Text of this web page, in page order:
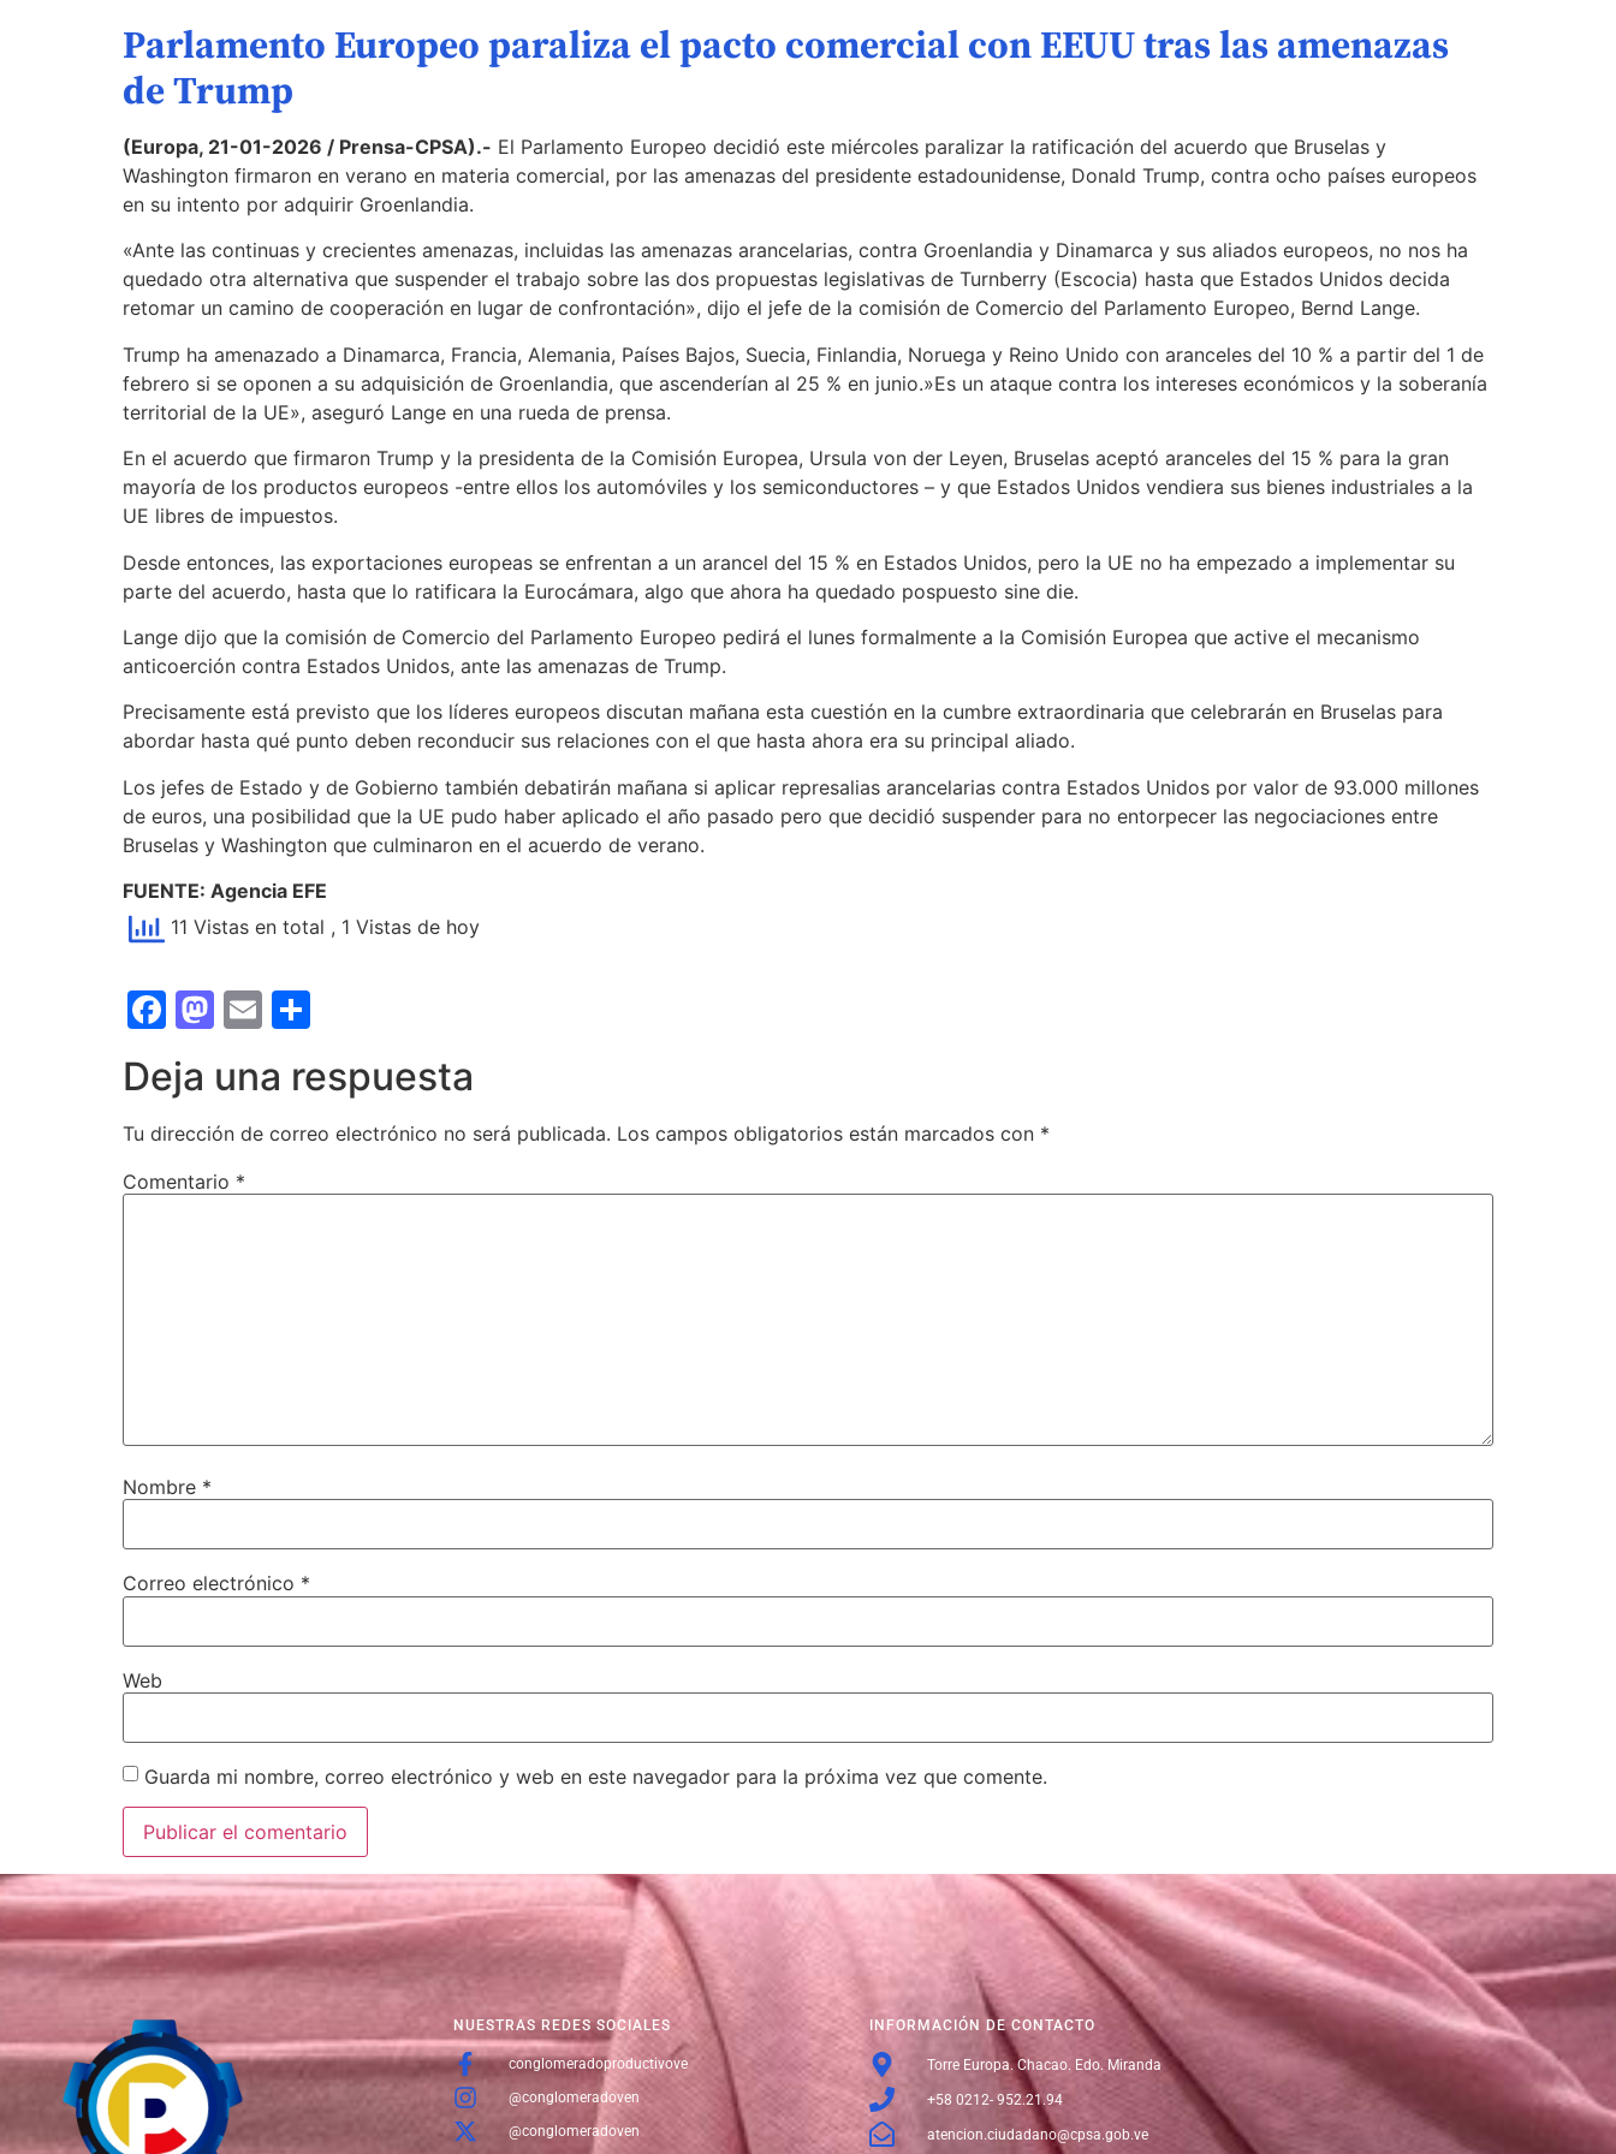
Parlamento Europeo paraliza el pacto comercial con EEUU tras las amenazas
de Trump
(Europa, 21-01-2026 / Prensa-CPSA).- El Parlamento Europeo decidió este miércoles paralizar la ratificación del acuerdo que Bruselas y
Washington firmaron en verano en materia comercial, por las amenazas del presidente estadounidense, Donald Trump, contra ocho países europeos
en su intento por adquirir Groenlandia.
«Ante las continuas y crecientes amenazas, incluidas las amenazas arancelarias, contra Groenlandia y Dinamarca y sus aliados europeos, no nos ha
quedado otra alternativa que suspender el trabajo sobre las dos propuestas legislativas de Turnberry (Escocia) hasta que Estados Unidos decida
retomar un camino de cooperación en lugar de confrontación», dijo el jefe de la comisión de Comercio del Parlamento Europeo, Bernd Lange.
Trump ha amenazado a Dinamarca, Francia, Alemania, Países Bajos, Suecia, Finlandia, Noruega y Reino Unido con aranceles del 10 % a partir del 1 de
febrero si se oponen a su adquisición de Groenlandia, que ascenderían al 25 % en junio.»Es un ataque contra los intereses económicos y la soberanía
territorial de la UE», aseguró Lange en una rueda de prensa.
En el acuerdo que firmaron Trump y la presidenta de la Comisión Europea, Ursula von der Leyen, Bruselas aceptó aranceles del 15 % para la gran
mayoría de los productos europeos -entre ellos los automóviles y los semiconductores – y que Estados Unidos vendiera sus bienes industriales a la
UE libres de impuestos.
Desde entonces, las exportaciones europeas se enfrentan a un arancel del 15 % en Estados Unidos, pero la UE no ha empezado a implementar su
parte del acuerdo, hasta que lo ratificara la Eurocámara, algo que ahora ha quedado pospuesto sine die.
Lange dijo que la comisión de Comercio del Parlamento Europeo pedirá el lunes formalmente a la Comisión Europea que active el mecanismo
anticoerción contra Estados Unidos, ante las amenazas de Trump.
Precisamente está previsto que los líderes europeos discutan mañana esta cuestión en la cumbre extraordinaria que celebrarán en Bruselas para
abordar hasta qué punto deben reconducir sus relaciones con el que hasta ahora era su principal aliado.
Los jefes de Estado y de Gobierno también debatirán mañana si aplicar represalias arancelarias contra Estados Unidos por valor de 93.000 millones
de euros, una posibilidad que la UE pudo haber aplicado el año pasado pero que decidió suspender para no entorpecer las negociaciones entre
Bruselas y Washington que culminaron en el acuerdo de verano.
FUENTE: Agencia EFE
11 Vistas en total , 1 Vistas de hoy
Facebook
Mastodon
Email
Deja una respuesta
Tu dirección de correo electrónico no será publicada. Los campos obligatorios están marcados con *
Comentario *
Nombre *
Correo electrónico *
Web
Guarda mi nombre, correo electrónico y web en este navegador para la próxima vez que comente.
NUESTRAS REDES SOCIALES
conglomeradoproductivove
@conglomeradoven
@conglomeradoven
INFORMACIÓN DE CONTACTO
Torre Europa. Chacao. Edo. Miranda
+58 0212- 952.21.94
atencion.ciudadano@cpsa.gob.ve